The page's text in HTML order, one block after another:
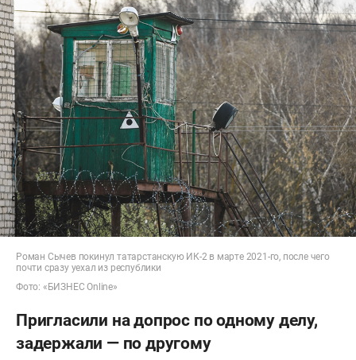
Роман Сычев покинул татарстанскую ИК-2 в марте 2021-го, после чего
почти сразу уехал из республики
Фото: «БИЗНЕС Online»
Пригласили на допрос по одному делу,
задержали — по другому